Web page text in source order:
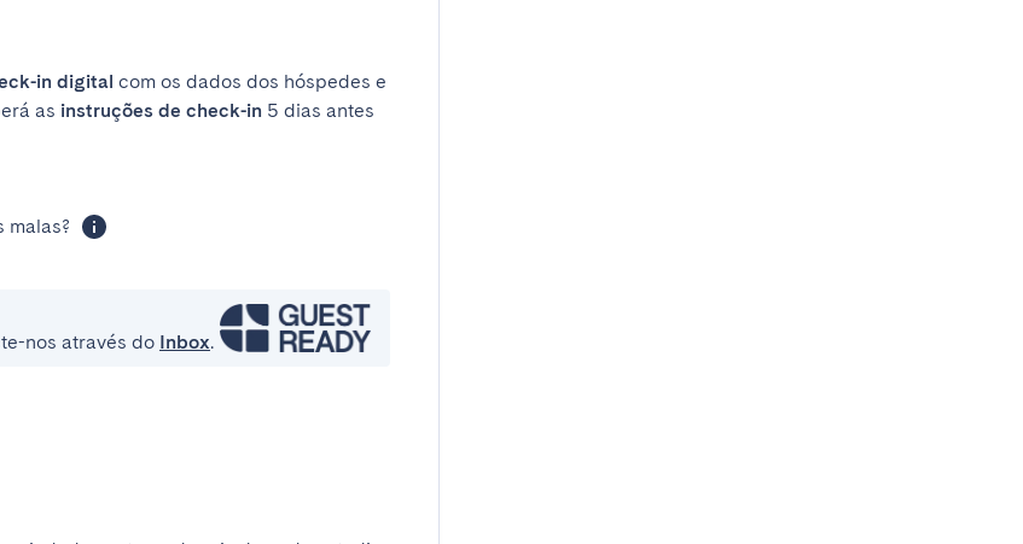
in digital com os dados dos hóspedes e
as instruções de check-in 5 dias antes
malas?
nos através do Inbox.